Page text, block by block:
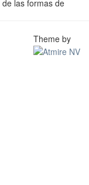
las formas de
Theme by